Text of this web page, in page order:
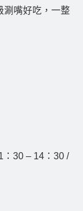
涮嘴好吃，一整
：30 – 14：30 /